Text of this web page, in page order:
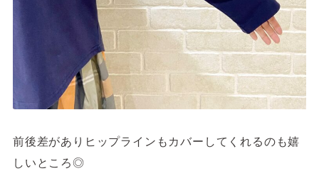
前後差がありヒップラインもカバーしてくれるのも嬉
しいところ◎